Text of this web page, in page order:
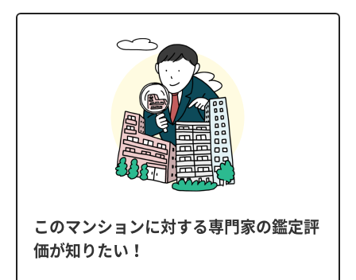
このマンションに対する専門家の鑑定評
価が知りたい！